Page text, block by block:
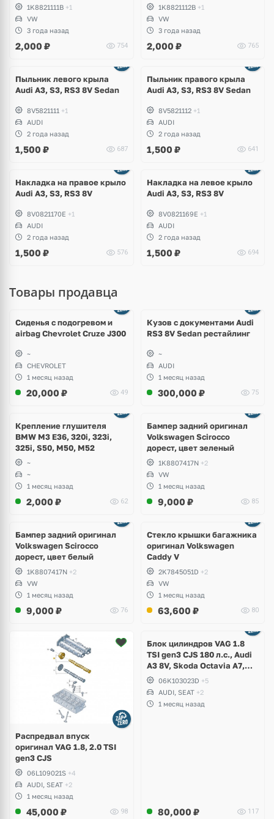
1K8821111B +1
VW
3 года назад
2,000 ₽ 754
1K8821112B +1
VW
3 года назад
2,000 ₽ 765
Пыльник левого крыла
Audi A3, S3, RS3 8V Sedan
8V5821111 +1
AUDI
2 года назад
1,500 ₽ 687
Пыльник правого крыла
Audi A3, S3, RS3 8V Sedan
8V5821112 +1
AUDI
2 года назад
1,500 ₽ 641
Накладка на правое крыло
Audi A3, S3, RS3 8V
8V0821170E +1
AUDI
2 года назад
1,500 ₽ 576
Накладка на левое крыло
Audi A3, S3, RS3 8V
8V0821169E +1
AUDI
2 года назад
1,500 ₽ 694
Товары продавца
Сиденья с подогревом и
airbag Chevrolet Cruze J300
~
CHEVROLET
1 месяц назад
20,000 ₽ 49
Кузов с документами Audi
RS3 8V Sedan рестайлинг
~
AUDI
1 месяц назад
300,000 ₽ 75
Крепление глушителя
BMW M3 E36, 320i, 323i,
325i, S50, M50, M52
~
~
1 месяц назад
2,000 ₽ 62
Бампер задний оригинал
Volkswagen Scirocco
дорест, цвет зеленый
1K8807417N +2
VW
1 месяц назад
9,000 ₽ 85
Бампер задний оригинал
Volkswagen Scirocco
дорест, цвет белый
1K8807417N +2
VW
1 месяц назад
9,000 ₽ 76
Стекло крышки багажника
оригинал Volkswagen
Caddy V
2K7845051D +2
VW
1 месяц назад
63,600 ₽ 80
Распредвал впуск
оригинал VAG 1.8, 2.0 TSI
gen3 CJS
06L109021S +4
AUDI, SEAT +2
1 месяц назад
45,000 ₽ 98
2 фото
Блок цилиндров VAG 1.8
TSI gen3 CJS 180 л.с., Audi
A3 8V, Skoda Octavia A7,
Superb, Volkswagen Passat
B8, Golf VII Alltrack, Seat
Leon
06K103023D +5
AUDI, SEAT +2
1 месяц назад
80,000 ₽ 117